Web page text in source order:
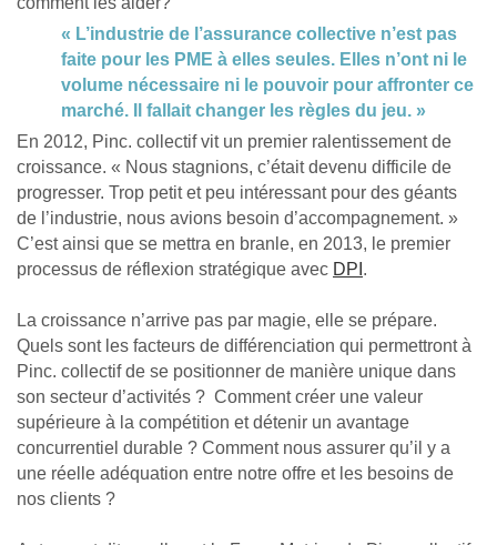
« L’industrie de l’assurance collective n’est pas
faite pour les PME à elles seules. Elles n’ont ni le
volume nécessaire ni le pouvoir pour affronter ce
marché. Il fallait changer les règles du jeu. »
En 2012, Pinc. collectif vit un premier ralentissement de
croissance. « Nous stagnions, c’était devenu difficile de
progresser. Trop petit et peu intéressant pour des géants
de l’industrie, nous avions besoin d’accompagnement. »
C’est ainsi que se mettra en branle, en 2013, le premier
processus de réflexion stratégique avec DPI .
La croissance n’arrive pas par magie, elle se prépare.
Quels sont les facteurs de différenciation qui permettront à
Pinc. collectif de se positionner de manière unique dans
son secteur d’activités ? Comment créer une valeur
supérieure à la compétition et détenir un avantage
concurrentiel durable ? Comment nous assurer qu’il y a
une réelle adéquation entre notre offre et les besoins de
nos clients ?